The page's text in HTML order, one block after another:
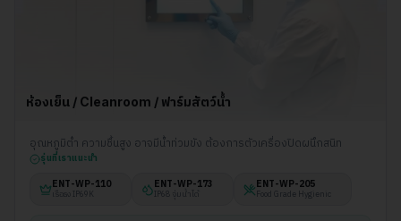
ห้องเย็น / Cleanroom / ฟาร์มสัตว์น้ำ
อุณหภูมิต่ำ ความชื้นสูง อาจมีน้ำท่วมขัง ต้องการตัวเครื่องปิดผนึกสนิท
รุ่นที่เราแนะนำ
ENT-WP-110
เรือธง IP69K
ENT-WP-173
IP68 จุ่มน้ำได้
ENT-WP-205
Food Grade Hygienic